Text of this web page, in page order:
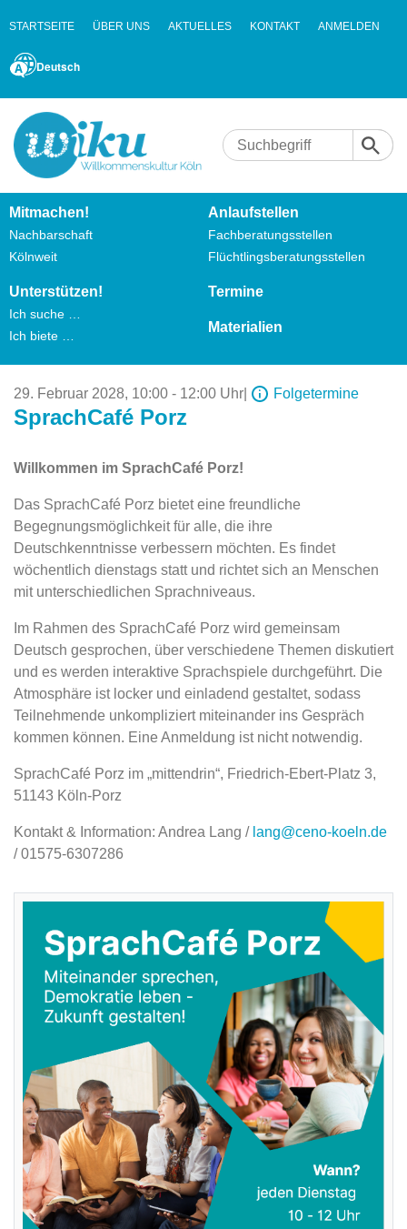
STARTSEITE ÜBER UNS AKTUELLES KONTAKT ANMELDEN
Deutsch
Mitmachen!
Nachbarschaft
Kölnweit
Anlaufstellen
Fachberatungsstellen
Flüchtlingsberatungsstellen
Unterstützen!
Ich suche …
Ich biete …
Termine
Materialien
29. Februar 2028, 10:00 - 12:00 Uhr Folgetermine
SprachCafé Porz
Willkommen im SprachCafé Porz!
Das SprachCafé Porz bietet eine freundliche
Begegnungsmöglichkeit für alle, die ihre
Deutschkenntnisse verbessern möchten. Es findet
wöchentlich dienstags statt und richtet sich an Menschen
mit unterschiedlichen Sprachniveaus.
Im Rahmen des SprachCafé Porz wird gemeinsam
Deutsch gesprochen, über verschiedene Themen diskutiert
und es werden interaktive Sprachspiele durchgeführt. Die
Atmosphäre ist locker und einladend gestaltet, sodass
Teilnehmende unkompliziert miteinander ins Gespräch
kommen können. Eine Anmeldung ist nicht notwendig.
SprachCafé Porz im „mittendrin“, Friedrich-Ebert-Platz 3,
51143 Köln-Porz
Kontakt & Information: Andrea Lang / lang@ceno-koeln.de
/ 01575-6307286